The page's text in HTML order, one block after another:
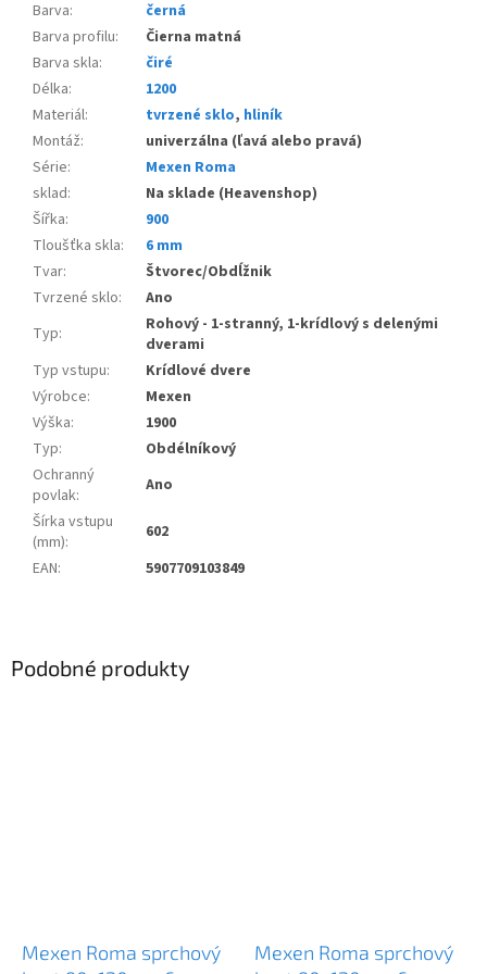
Barva:
černá
Barva profilu:
Čierna matná
Barva skla:
čiré
Délka:
1200
Materiál: tvrzené sklo, hliník
Montáž:
univerzálna (ľavá alebo pravá)
Série:
Mexen Roma
sklad:
Na sklade (Heavenshop)
Šířka:
900
Tloušťka skla:
6 mm
Tvar:
Štvorec/Obdĺžnik
Tvrzené sklo:
Ano
Typ:
Rohový - 1-stranný, 1-krídlový s delenými
dverami
Typ vstupu:
Krídlové dvere
Výrobce:
Mexen
Výška:
1900
Typ:
Obdélníkový
Ochranný
povlak:
Ano
Šírka vstupu
(mm):
602
EAN: 5907709103849
Podobné produkty
Mexen Roma sprchový
Mexen Roma sprchový